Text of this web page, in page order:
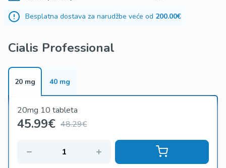
Besplatna dostava za narudžbe veće od 200.00€
Cialis Professional
20 mg 40 mg
20mg 10 tableta
45.99€ 48.29€